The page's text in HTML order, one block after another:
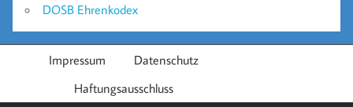
DOSB Ehrenkodex
Impressum
Datenschutz
Haftungsausschluss